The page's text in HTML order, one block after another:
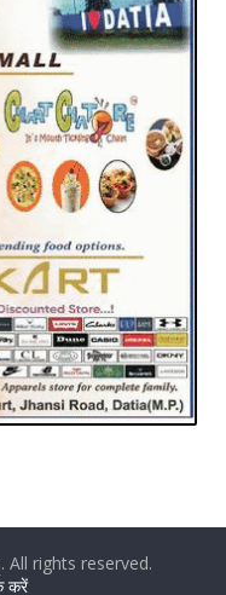
. All rights reserved.
करें